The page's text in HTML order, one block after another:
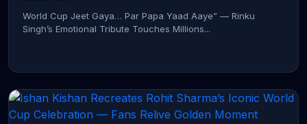
World Cup Jeet Gaya… Par Papa Yaad Aaye” — Rinku
Singh’s Emotional Tribute Touches Millions...